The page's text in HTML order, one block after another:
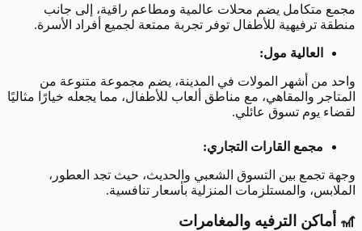
مجمع متكامل يضم محلات عالمية ومطاعم راقية، إلى جانب
منطقة ترفيهية للأطفال توفر تجربة ممتعة لجميع أفراد الأسرة.
العالية مول:
واحد من أشهر المولات في المدينة، يضم مجموعة متنوعة من
المتاجر والمقاهي، مع مناطق ألعاب للأطفال، مما يجعله خيارًا مثاليًا
لقضاء يوم تسوق عائلي.
مجمع القارات التجاري:
وجهة تجمع بين التسوق الشعبي والحديث، حيث تجد العطور،
الملابس، والمستلزمات المنزلية بأسعار تنافسية.
🎢 أماكن الترفيه والمغامرات